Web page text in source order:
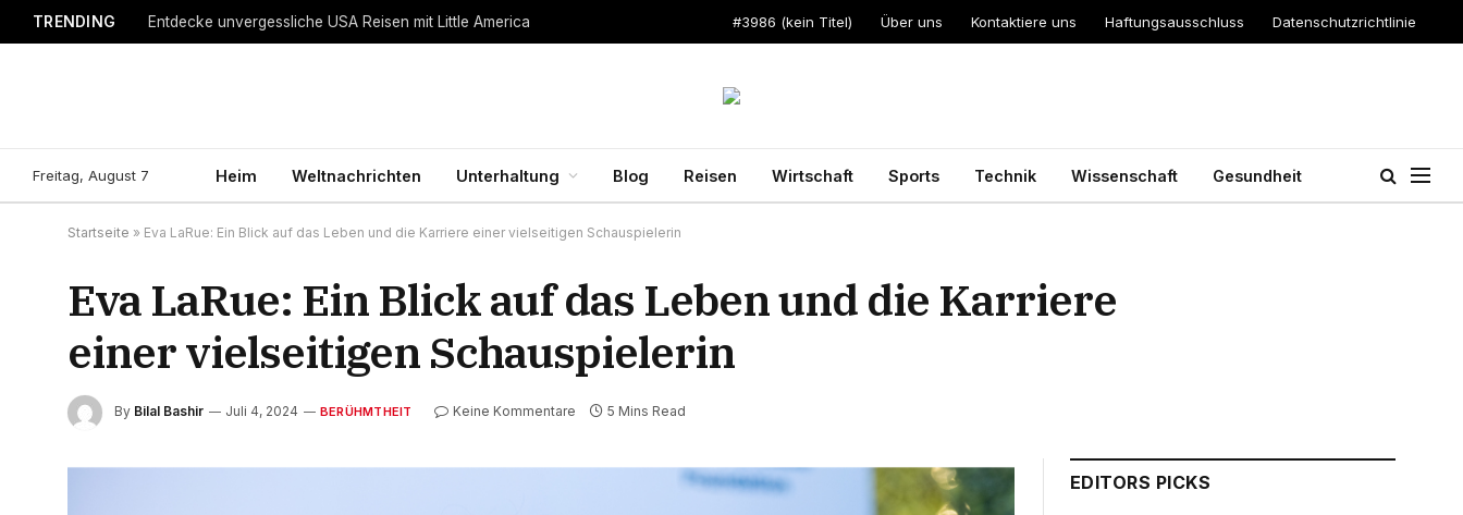
TRENDING Entdecke unvergessliche USA Reisen mit Little America #3986 (kein Titel) Über uns Kontaktiere uns Haftungsausschluss Datenschutzrichtlinie
Freitag, August 7 Heim Weltnachrichten Unterhaltung Blog Reisen Wirtschaft Sports Technik Wissenschaft Gesundheit
Startseite » Eva LaRue: Ein Blick auf das Leben und die Karriere einer vielseitigen Schauspielerin
Eva LaRue: Ein Blick auf das Leben und die Karriere
einer vielseitigen Schauspielerin
By Bilal Bashir Juli 4, 2024 BERÜHMTHEIT Keine Kommentare 5 Mins Read
EDITORS PICKS